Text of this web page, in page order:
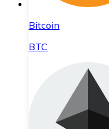
Bitcoin
BTC